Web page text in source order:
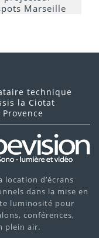
technique
la Ciotat
location d’écrans
dans la mise en
luminosité pour
conférences,
plein air.